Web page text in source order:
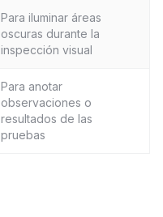
Para iluminar áreas
oscuras durante la
inspección visual
Para anotar
observaciones o
resultados de las
pruebas